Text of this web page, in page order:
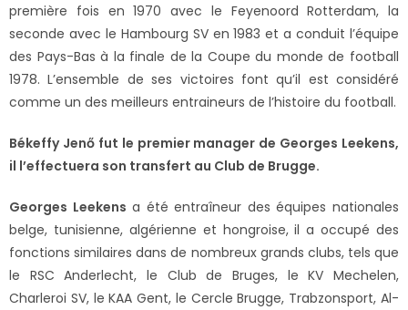
première fois en 1970 avec le Feyenoord Rotterdam, la
seconde avec le Hambourg SV en 1983 et a conduit l’équipe
des Pays-Bas à la finale de la Coupe du monde de football
1978. L’ensemble de ses victoires font qu’il est considéré
comme un des meilleurs entraineurs de l’histoire du football.
Békeffy Jenő fut le premier manager de Georges Leekens,
il l’effectuera son transfert au Club de Brugge.
Georges Leekens a été entraîneur des équipes nationales
belge, tunisienne, algérienne et hongroise, il a occupé des
fonctions similaires dans de nombreux grands clubs, tels que
le RSC Anderlecht, le Club de Bruges, le KV Mechelen,
Charleroi SV, le KAA Gent, le Cercle Brugge, Trabzonsport, Al-